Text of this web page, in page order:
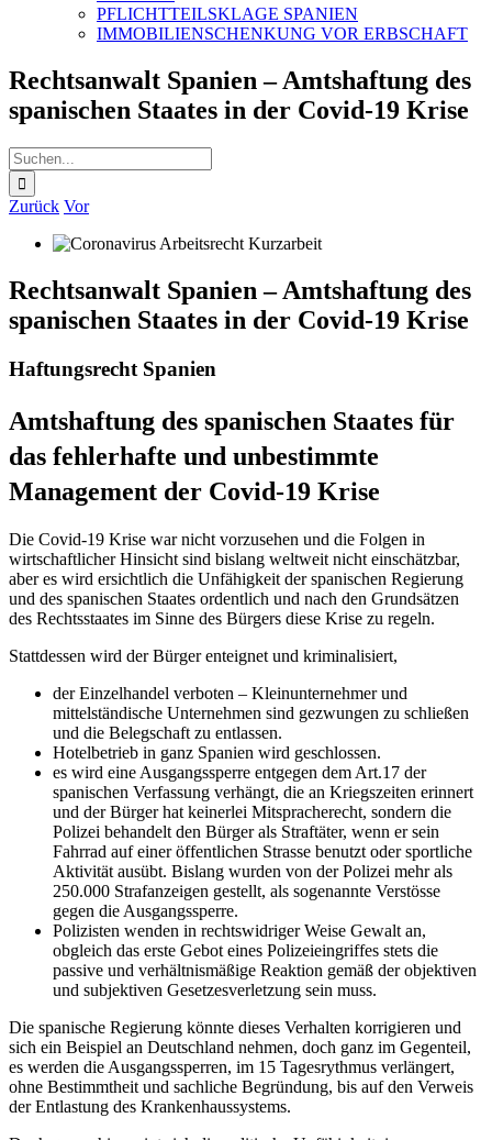
PFLICHTTEILSKLAGE SPANIEN
IMMOBILIENSCHENKUNG VOR ERBSCHAFT
Rechtsanwalt Spanien – Amtshaftung des
spanischen Staates in der Covid-19 Krise
Suche
nach:
Zurück Vor
Rechtsanwalt Spanien – Amtshaftung des
spanischen Staates in der Covid-19 Krise
Haftungsrecht Spanien
Amtshaftung des spanischen Staates für
das fehlerhafte und unbestimmte
Management der Covid-19 Krise
Die Covid-19 Krise war nicht vorzusehen und die Folgen in
wirtschaftlicher Hinsicht sind bislang weltweit nicht einschätzbar,
aber es wird ersichtlich die Unfähigkeit der spanischen Regierung
und des spanischen Staates ordentlich und nach den Grundsätzen
des Rechtsstaates im Sinne des Bürgers diese Krise zu regeln.
Stattdessen wird der Bürger enteignet und kriminalisiert,
der Einzelhandel verboten – Kleinunternehmer und
mittelständische Unternehmen sind gezwungen zu schließen
und die Belegschaft zu entlassen.
Hotelbetrieb in ganz Spanien wird geschlossen.
es wird eine Ausgangssperre entgegen dem Art.17 der
spanischen Verfassung verhängt, die an Kriegszeiten erinnert
und der Bürger hat keinerlei Mitspracherecht, sondern die
Polizei behandelt den Bürger als Straftäter, wenn er sein
Fahrrad auf einer öffentlichen Strasse benutzt oder sportliche
Aktivität ausübt. Bislang wurden von der Polizei mehr als
250.000 Strafanzeigen gestellt, als sogenannte Verstösse
gegen die Ausgangssperre.
Polizisten wenden in rechtswidriger Weise Gewalt an,
obgleich das erste Gebot eines Polizeieingriffes stets die
passive und verhältnismäßige Reaktion gemäß der objektiven
und subjektiven Gesetzesverletzung sein muss.
Die spanische Regierung könnte dieses Verhalten korrigieren und
sich ein Beispiel an Deutschland nehmen, doch ganz im Gegenteil,
es werden die Ausgangssperren, im 15 Tagesrythmus verlängert,
ohne Bestimmtheit und sachliche Begründung, bis auf den Verweis
der Entlastung des Krankenhaussystems.